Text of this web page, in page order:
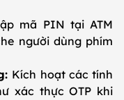
mã PIN tại ATM
người dùng phím
Kích hoạt các tính
xác thực OTP khi